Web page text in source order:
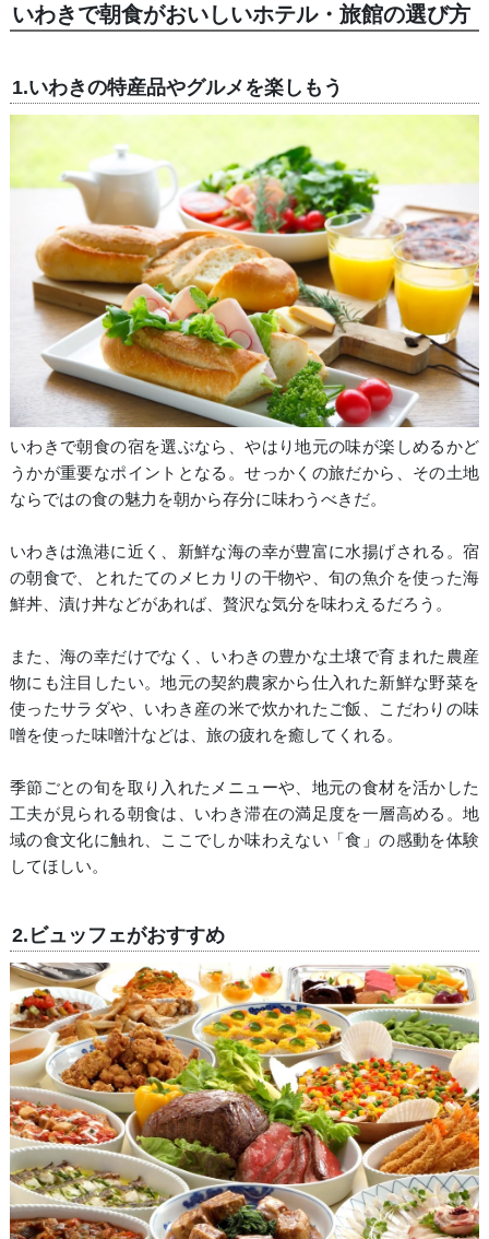
いわきで朝食がおいしいホテル・旅館の選び方
1.いわきの特産品やグルメを楽しもう
いわきで朝食の宿を選ぶなら、やはり地元の味が楽しめるかど
うかが重要なポイントとなる。せっかくの旅だから、その土地
ならではの食の魅力を朝から存分に味わうべきだ。
いわきは漁港に近く、新鮮な海の幸が豊富に水揚げされる。宿
の朝食で、とれたてのメヒカリの干物や、旬の魚介を使った海
鮮丼、漬け丼などがあれば、贅沢な気分を味わえるだろう。
また、海の幸だけでなく、いわきの豊かな土壌で育まれた農産
物にも注目したい。地元の契約農家から仕入れた新鮮な野菜を
使ったサラダや、いわき産の米で炊かれたご飯、こだわりの味
噌を使った味噌汁などは、旅の疲れを癒してくれる。
季節ごとの旬を取り入れたメニューや、地元の食材を活かした
工夫が見られる朝食は、いわき滞在の満足度を一層高める。地
域の食文化に触れ、ここでしか味わえない「食」の感動を体験
してほしい。
2.ビュッフェがおすすめ